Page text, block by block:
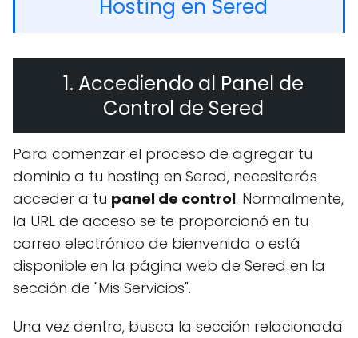
Hosting en Sered
1. Accediendo al Panel de
Control de Sered
Para comenzar el proceso de agregar tu
dominio a tu hosting en Sered, necesitarás
acceder a tu panel de control. Normalmente,
la URL de acceso se te proporcionó en tu
correo electrónico de bienvenida o está
disponible en la página web de Sered en la
sección de "Mis Servicios".
Una vez dentro, busca la sección relacionada